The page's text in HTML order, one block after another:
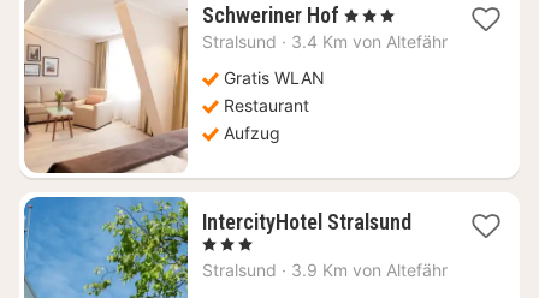
Schweriner Hof 1
Nacht
, 3 Sterne
Stralsund · 3.4 Km von Altefähr
Gratis WLAN
Restaurant
Aufzug
IntercityHotel Stralsund1
ab
, 3 Sterne
Stralsund · 3.9 Km von Altefähr